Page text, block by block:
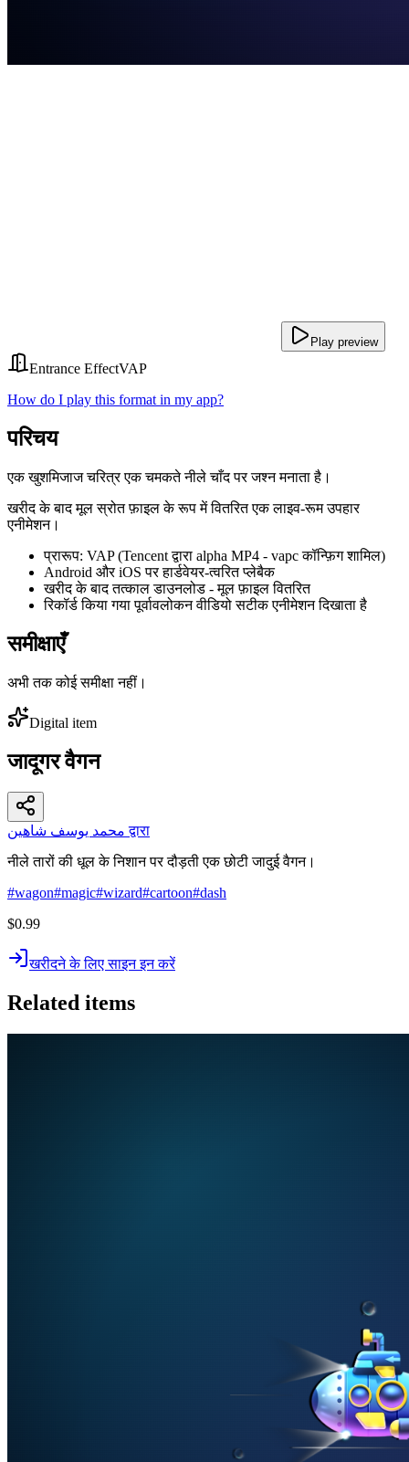
Play preview
Entrance EffectVAP
How do I play this format in my app?
परिचय
एक खुशमिजाज चरित्र एक चमकते नीले चाँद पर जश्न मनाता है।
खरीद के बाद मूल स्रोत फ़ाइल के रूप में वितरित एक लाइव-रूम उपहार
एनीमेशन।
प्रारूप: VAP (Tencent द्वारा alpha MP4 - vapc कॉन्फ़िग शामिल)
Android और iOS पर हार्डवेयर-त्वरित प्लेबैक
खरीद के बाद तत्काल डाउनलोड - मूल फ़ाइल वितरित
रिकॉर्ड किया गया पूर्वावलोकन वीडियो सटीक एनीमेशन दिखाता है
समीक्षाएँ
अभी तक कोई समीक्षा नहीं।
Digital item
जादूगर वैगन
محمد يوسف شاهين द्वारा
नीले तारों की धूल के निशान पर दौड़ती एक छोटी जादुई वैगन।
#wagon#magic#wizard#cartoon#dash
$0.99
खरीदने के लिए साइन इन करें
Related items